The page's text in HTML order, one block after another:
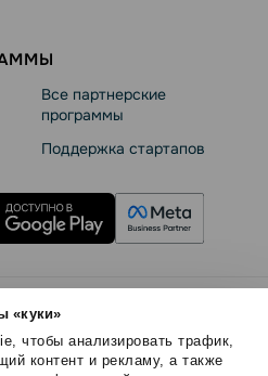
«куки»
чтобы анализировать трафик,
контент и рекламу, а также
Все партнерские
программы
Поддержка стартапов